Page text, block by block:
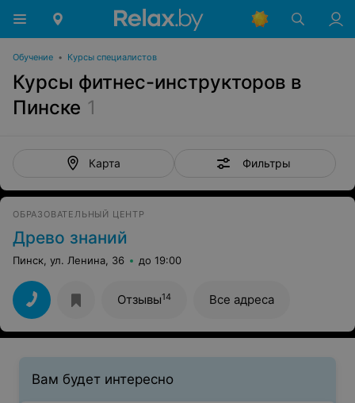
Обучение • Курсы специалистов
Курсы фитнес-инструкторов в
Пинске 1
Карта Фильтры
ОБРАЗОВАТЕЛЬНЫЙ ЦЕНТР
Древо знаний
Пинск, ул. Ленина, 36 до 19:00
Отзывы14 Все адреса
Вам будет интересно